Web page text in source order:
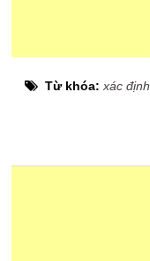
Từ khóa:xác định